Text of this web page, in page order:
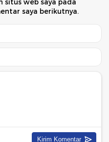
saya berikutnya.